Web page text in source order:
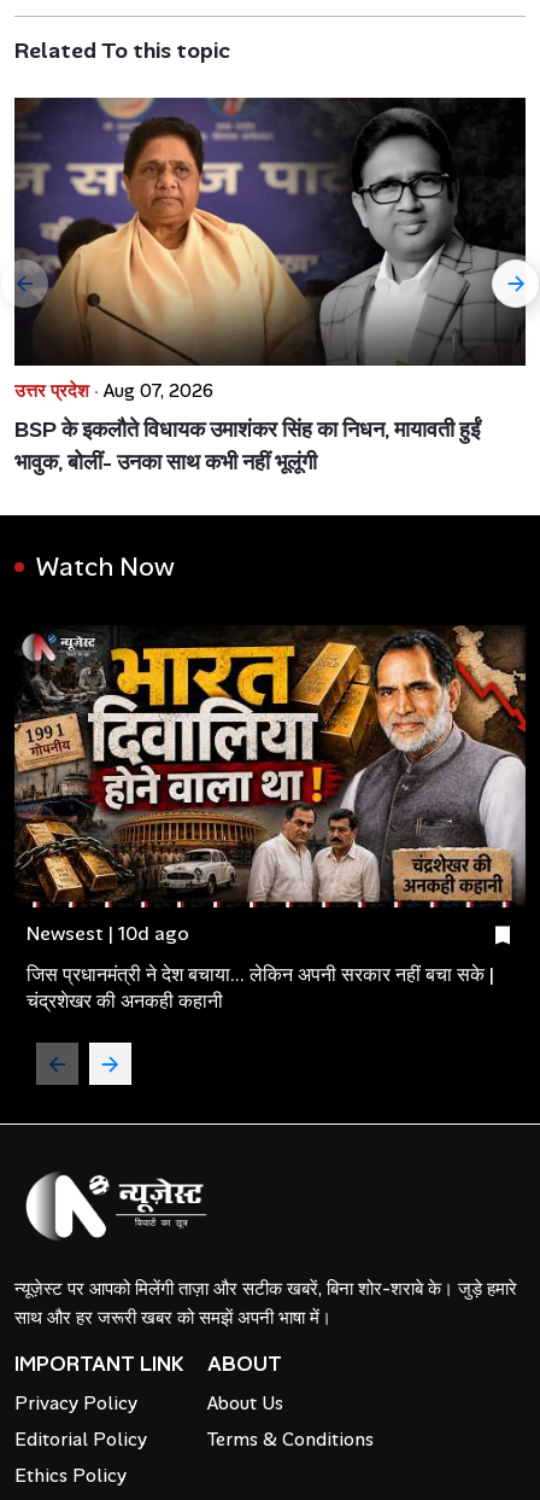
Related To this topic
उत्तर प्रदेश · Aug 07, 2026
BSP के इकलौते विधायक उमाशंकर सिंह का निधन, मायावती हुईं
भावुक, बोलीं- उनका साथ कभी नहीं भूलूंगी
Watch Now
Newsest | 10d ago
जिस प्रधानमंत्री ने देश बचाया... लेकिन अपनी सरकार नहीं बचा सके |
चंद्रशेखर की अनकही कहानी
न्यूज़ेस्ट पर आपको मिलेंगी ताज़ा और सटीक खबरें, बिना शोर-शराबे के। जुड़े हमारे
साथ और हर जरूरी खबर को समझें अपनी भाषा में।
IMPORTANT LINK
Privacy Policy
Editorial Policy
Ethics Policy
ABOUT
About Us
Terms & Conditions